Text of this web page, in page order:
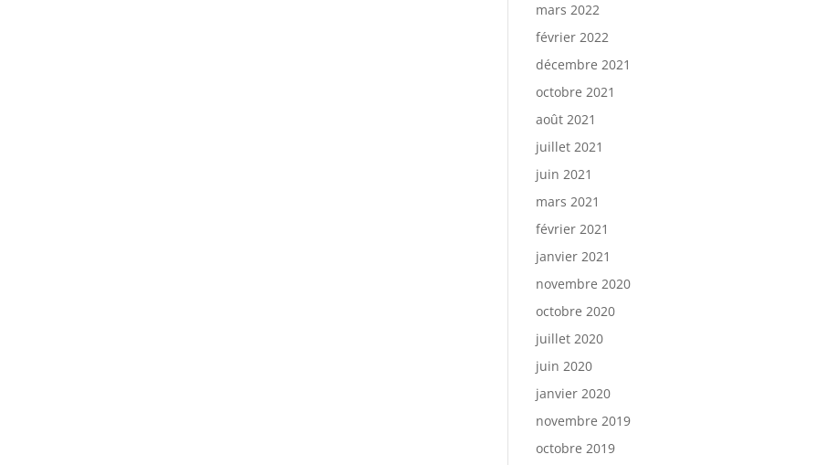
mars 2022
février 2022
décembre 2021
octobre 2021
août 2021
juillet 2021
juin 2021
mars 2021
février 2021
janvier 2021
novembre 2020
octobre 2020
juillet 2020
juin 2020
janvier 2020
novembre 2019
octobre 2019